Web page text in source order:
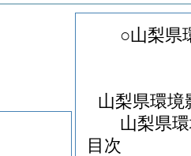
○山梨県
山梨県環
山梨県
目次